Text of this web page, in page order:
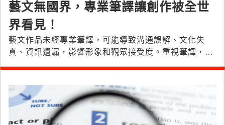
藝文無國界，專業筆譯讓創作被全世
界看見！
藝文作品未經專業筆譯，可能導致溝通誤解、文化失
真、資訊遺漏，影響形象和觀眾接受度。重視筆譯，確